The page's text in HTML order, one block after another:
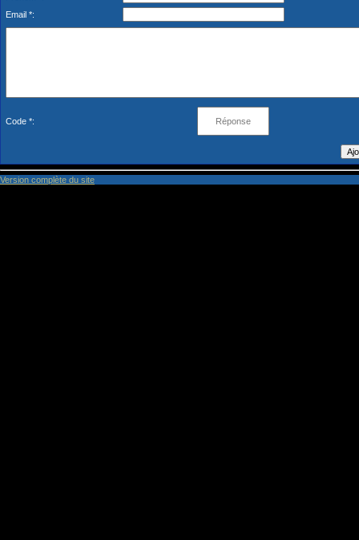
Email *:
Code *:
Version complète du site